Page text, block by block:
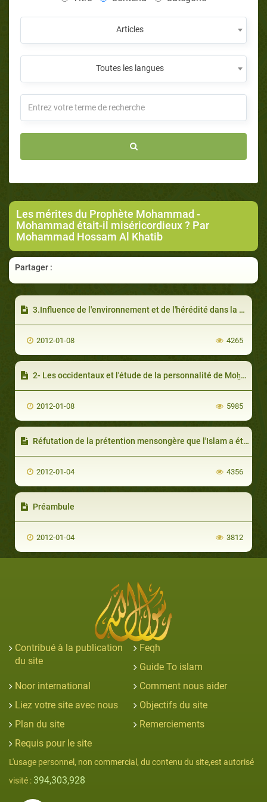
Articles
Toutes les langues
Les mérites du Prophète Mohammad -
Mohammad était-il miséricordieux ? Par
Mohammad Hossam Al Khatib
Partager :
3.Influence de l'environnement et de l'hérédité dans la grandeur du Prophète
2012-01-08 4265
2- Les occidentaux et l'étude de la personnalité de Moh̠ammad
2012-01-08 5985
Réfutation de la prétention mensongère que l'Islam a été diffusé par l'épée
2012-01-04 4356
Préambule
2012-01-04 3812
Contribué à la publication
du site
Feqh
Guide To islam
Noor international
Comment nous aider
Liez votre site avec nous
Objectifs du site
Plan du site
Remerciements
Requis pour le site
L'usage personnel, non commercial, du contenu du site,est autorisé
visité : 394,303,928